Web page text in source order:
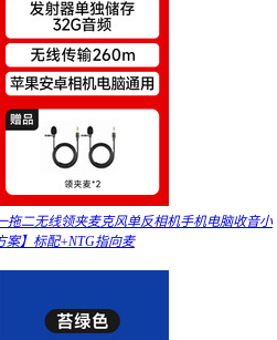
拖二无线领夹麦克风单反相机手机电脑收音小
案】标配+NTG指向麦